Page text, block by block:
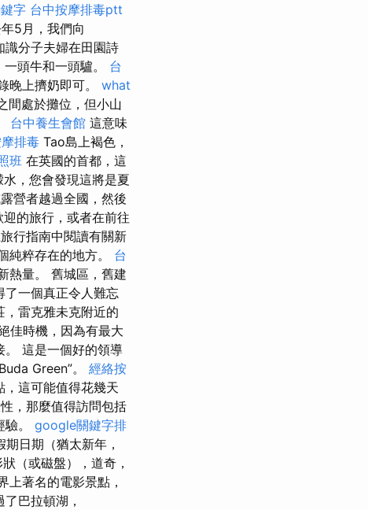
字 台中按摩排毒ptt
5月，我們向
識分子夫婦在田園詩
頭牛和一頭驢。 台
晚上擠奶即可。 what
間處於攤位，但小山
台中養生會館 這意味
排毒 Tao島上褐色，
班 在英國的首都，這
，您會發現這將是夏
營者越過全國，然後
的旅行，或者在前往
行指南中閱讀有關新
純粹存在的地方。 台
熱量。 舊城區，舊建
一個真正令人難忘
雷克雅未克附近的
佳時機，因為有最大
。 這是一個好的領導
Buda Green”。 經絡按
這可能值得花幾天
，那麼值得訪問包括
。 google關鍵字排
日期（猶太新年，
（或磁盤），道奇，
上著名的電影景點，
巴拉頓湖，